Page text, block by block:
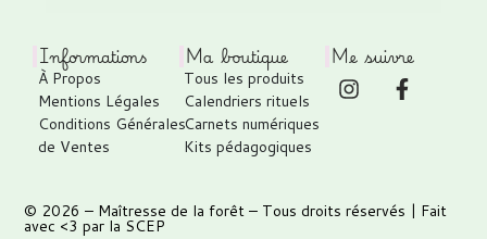
Informations
À Propos
Mentions Légales
Conditions Générales
de Ventes
Ma boutique
Tous les produits
Calendriers rituels
Carnets numériques
Kits pédagogiques
Me suivre
© 2026 – Maîtresse de la forêt – Tous droits réservés | Fait
avec <3 par la SCEP